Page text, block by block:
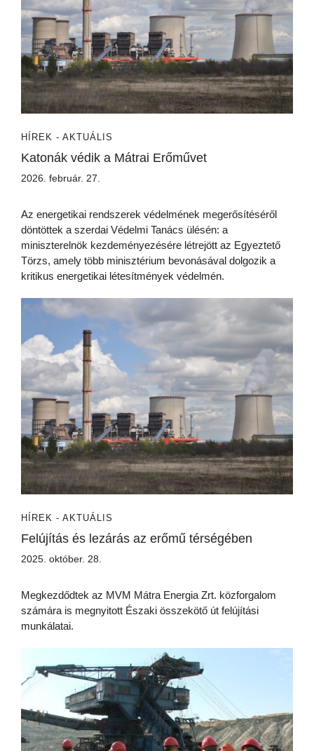
HÍREK - AKTUÁLIS
Katonák védik a Mátrai Erőművet
2026. február. 27.
Az energetikai rendszerek védelmének megerősítéséről
döntöttek a szerdai Védelmi Tanács ülésén: a
miniszterelnök kezdeményezésére létrejött az Egyeztető
Törzs, amely több minisztérium bevonásával dolgozik a
kritikus energetikai létesítmények védelmén.
HÍREK - AKTUÁLIS
Felújítás és lezárás az erőmű térségében
2025. október. 28.
Megkezdődtek az MVM Mátra Energia Zrt. közforgalom
számára is megnyitott Északi összekötő út felújítási
munkálatai.